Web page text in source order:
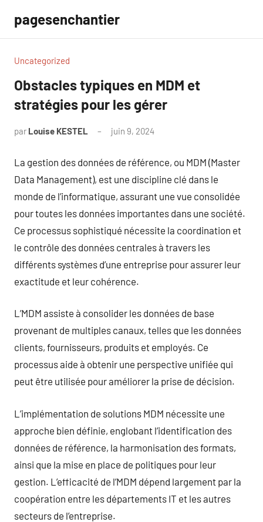
contenu
pagesenchantier
Uncategorized
Obstacles typiques en MDM et
stratégies pour les gérer
par Louise KESTEL juin 9, 2024
La gestion des données de référence, ou MDM (Master
Data Management), est une discipline clé dans le
monde de l’informatique, assurant une vue consolidée
pour toutes les données importantes dans une société.
Ce processus sophistiqué nécessite la coordination et
le contrôle des données centrales à travers les
différents systèmes d’une entreprise pour assurer leur
exactitude et leur cohérence.
L’MDM assiste à consolider les données de base
provenant de multiples canaux, telles que les données
clients, fournisseurs, produits et employés. Ce
processus aide à obtenir une perspective unifiée qui
peut être utilisée pour améliorer la prise de décision.
L’implémentation de solutions MDM nécessite une
approche bien définie, englobant l’identification des
données de référence, la harmonisation des formats,
ainsi que la mise en place de politiques pour leur
gestion. L’efficacité de l’MDM dépend largement par la
coopération entre les départements IT et les autres
secteurs de l’entreprise.